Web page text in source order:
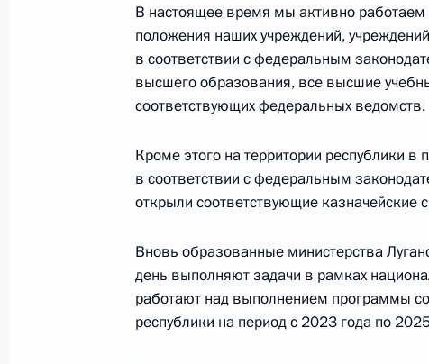
30 августа 2023 года, 13:40 Москва, Кремль
29 августа 2023 года, вторник
Дмитрием Аристовым
29 августа 2023 года, 13:35 Москва, Кремль
28 августа 2023 года, понедельник
Встреча с врио губернатора Омской
В настоящее время мы активно работаем
положения наших учреждений,
в соответствии с федеральным
высшего образования, все высшие
соответствующих федеральных ведомств.
Кроме этого на территории республики
в соответствии с федеральным
открыли соответствующие казначейские
Вновь образованные министерства
день выполняют задачи в рамках
работают над выполнением программы
республики на период с 2023 года по